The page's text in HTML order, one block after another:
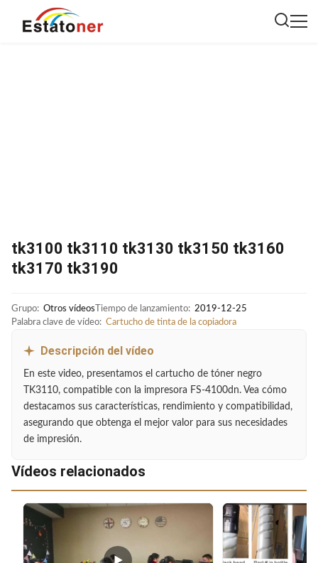
tk3100 tk3110 tk3130 tk3150 tk3160
tk3170 tk3190
Grupo: Otros vídeos Tiempo de lanzamiento: 2019-12-25
Palabra clave de vídeo: Cartucho de tinta de la copiadora
Descripción del vídeo
En este video, presentamos el cartucho de tóner negro
TK3110, compatible con la impresora FS-4100dn. Vea cómo
destacamos sus características, rendimiento y compatibilidad,
asegurando que obtenga el mejor valor para sus necesidades
de impresión.
Vídeos relacionados